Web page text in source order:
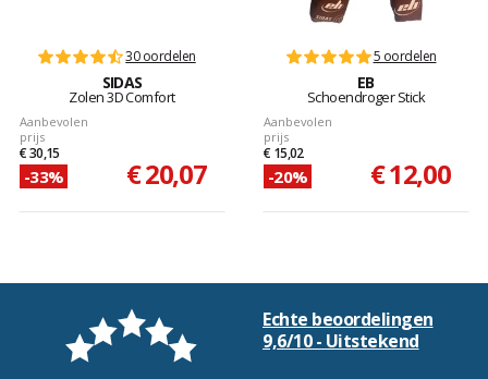
30 oordelen
SIDAS
Zolen 3D Comfort
Aanbevolen
prijs
€ 30,15
-33% € 20,07
5 oordelen
EB
Schoendroger Stick
Aanbevolen
prijs
€ 15,02
-20% € 12,00
Echte beoordelingen
9,6/10 - Uitstekend